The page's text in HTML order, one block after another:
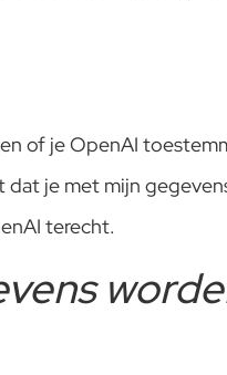
of je OpenAI
je met mijn
terecht.